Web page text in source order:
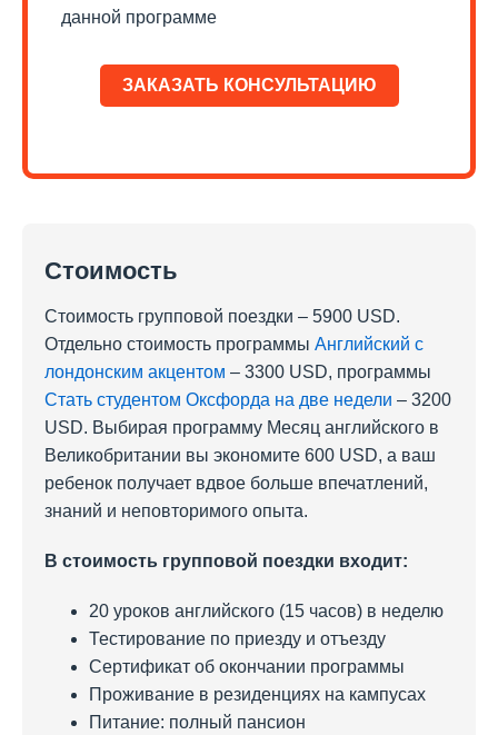
данной программе
ЗАКАЗАТЬ КОНСУЛЬТАЦИЮ
Стоимость
Стоимость групповой поездки – 5900 USD.
Отдельно стоимость программы Английский с
лондонским акцентом – 3300 USD, программы
Стать студентом Оксфорда на две недели – 3200
USD. Выбирая программу Месяц английского в
Великобритании вы экономите 600 USD, а ваш
ребенок получает вдвое больше впечатлений,
знаний и неповторимого опыта.
В стоимость групповой поездки входит:
20 уроков английского (15 часов) в неделю
Тестирование по приезду и отъезду
Сертификат об окончании программы
Проживание в резиденциях на кампусах
Питание: полный пансион